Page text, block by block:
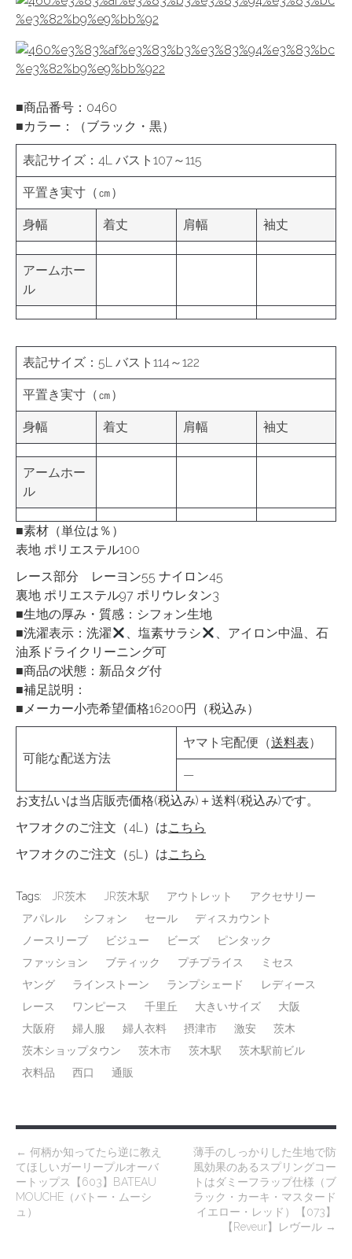
■商品番号：0460
■カラー：（ブラック・黒）
表記サイズ：4L バスト107～115
平置き実寸（㎝）
身幅 着丈 肩幅 袖丈
アームホー
ル
表記サイズ：5L バスト114～122
平置き実寸（㎝）
身幅 着丈 肩幅 袖丈
アームホー
ル
■素材（単位は％）
表地 ポリエステル100
レース部分 レーヨン55 ナイロン45
裏地 ポリエステル97 ポリウレタン3
■生地の厚み・質感：シフォン生地
■洗濯表示：洗濯
、塩素サラシ
、アイロン中温、石
油系ドライクリーニング可
■商品の状態：新品タグ付
■補足説明：
■メーカー小売希望価格16200円（税込み）
可能な配送方法
ヤマト宅配便（送料表）
—
お支払いは当店販売価格(税込み)＋送料(税込み)です。
ヤフオクのご注文（4L）はこちら
ヤフオクのご注文（5L）はこちら
Tags: JR茨木 JR茨木駅 アウトレット
アクセサリー
アパレル
シフォン セール
ディスカウント
ノースリーブ
ビジュー ビーズ
ピンタック
ファッション
ブティック プチプライス
ミセス
ヤング
ラインストーン ランプシェード
レディース
レース
ワンピース 千里丘 大きいサイズ
大阪
大阪府
婦人服 婦人衣料 摂津市 激安
茨木
茨木ショップタウン
茨木市 茨木駅
茨木駅前ビル
衣料品
西口 通販
P
o
s
t
← 何柄か知ってたら逆に教え
てほしいガーリープルオーバ
ートップス【603】BATEAU
MOUCHE（バトー・ムーシ
ュ）
薄手のしっかりした生地で防
風効果のあるスプリングコー
トはダミーフラップ仕様（ブ
ラック・カーキ・マスタード
イエロー・レッド）【073】
【Reveur】レヴール →